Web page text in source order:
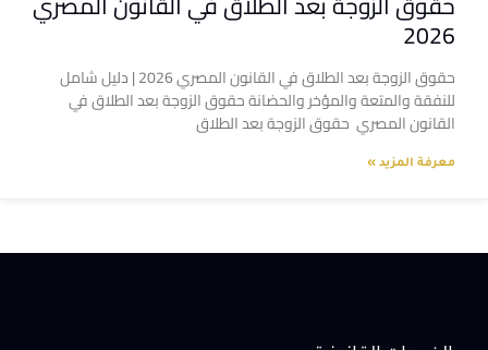
2026
حقوق الزوجة بعد الطلاق في القانون المصري 2026 | دليل شامل
للنفقة والمتعة والمؤخر والحضانة حقوق الزوجة بعد الطلاق في
القانون المصري حقوق الزوجة بعد الطلاق
معرفة المزيد »